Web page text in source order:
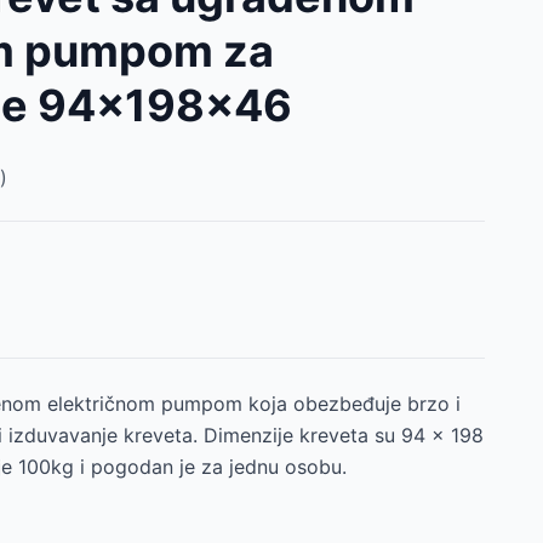
pumpom za
94x198x46
električnom pumpom koja obezbeđuje brzo i
izduvavanje kreveta. Dimenzije kreveta su 94 x 198
100kg i pogodan je za jednu osobu.